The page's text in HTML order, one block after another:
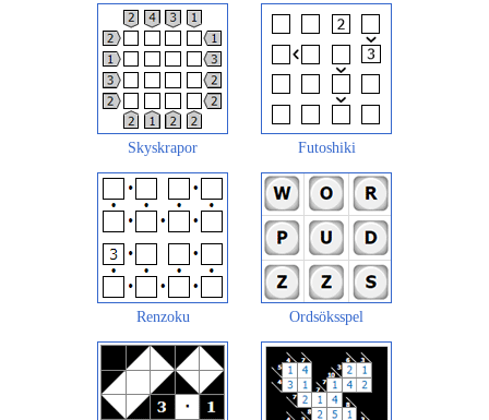
Skyskrapor Futoshiki
Renzoku Ordsöksspel